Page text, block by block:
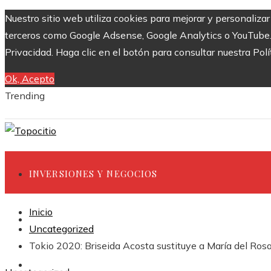
Nuestro sitio web utiliza cookies para mejorar y
terceros como Google Adsense, Google Analytics o
Privacidad. Haga clic en el botón para consultar nuestra
Ok, Acepto
Trending
INVERSIONES Y NEGOCIOS
CIENCIA Y TECNOLOGÍA
Inicio
Uncategorized
Tokio 2020: Briseida Acosta sustituye a María del